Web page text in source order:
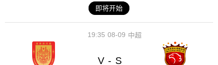
即将开始
08-09
19:35 中超
V - S